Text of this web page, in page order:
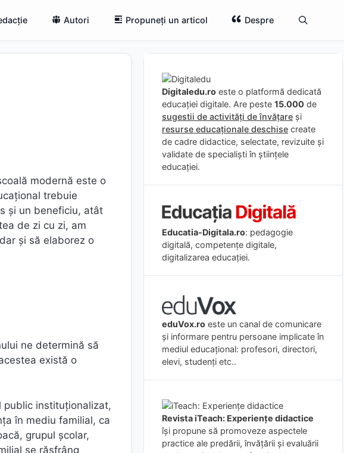
Autori Propuneți un articol Despre
modernă este o
trebuie
şi un beneficiu, atât
de zi cu zi, am
şi să elaborez o
ne determină să
există o
public instituţionalizat,
în mediu familial, ca
grupul şcolar,
se răsfrâng
Digitaledu.ro este o platformă dedicată
educației digitale. Are peste 15.000 de
sugestii de activități de învățare și
resurse educaționale deschise create
de cadre didactice, selectate, revizuite și
validate de specialiști în științele
educației.
Educatia-Digitala.ro: pedagogie
digitală, competențe digitale,
digitalizarea educației.
eduVox.ro este un canal de comunicare
și informare pentru persoane implicate în
mediul educațional: profesori, directori,
elevi, studenți etc..
Revista iTeach: Experienţe didactice
îşi propune să promoveze aspectele
practice ale predării, învăţării şi evaluării